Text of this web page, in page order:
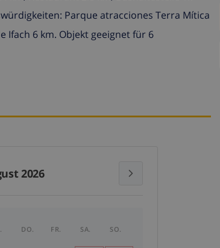
Parque atracciones Terra Mítica
Ifach 6 km. Objekt geeignet für 6
2026
DO. FR. SA. SO.